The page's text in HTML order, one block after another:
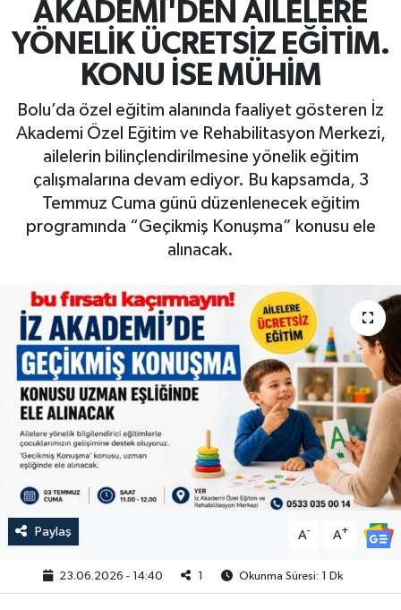
AKADEMİ'DEN AİLELERE
YÖNELİK ÜCRETSİZ EĞİTİM.
KONU İSE MÜHİM
Bolu’da özel eğitim alanında faaliyet gösteren İz
Akademi Özel Eğitim ve Rehabilitasyon Merkezi,
ailelerin bilinçlendirilmesine yönelik eğitim
çalışmalarına devam ediyor. Bu kapsamda, 3
Temmuz Cuma günü düzenlenecek eğitim
programında “Geçikmiş Konuşma” konusu ele
alınacak.
Paylaş A- A+
23.06.2026 - 14:40 Okunma Süresi: 1 Dk